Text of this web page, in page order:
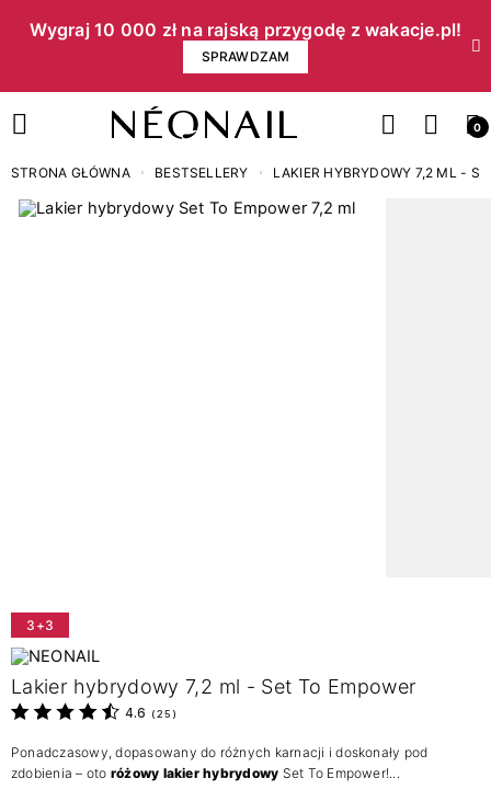
Wygraj 10 000 zł na rajską przygodę z wakacje.pl!​
SPRAWDZAM
0
STRONA GŁÓWNA BESTSELLERY LAKIER HYBRYDOWY 7,2 ML -
3+3
Lakier hybrydowy 7,2 ml - Set To Empower
4.6 ( 25 )
Ponadczasowy, dopasowany do różnych karnacji i doskonały pod
zdobienia – oto różowy lakier hybrydowy Set To Empower!...